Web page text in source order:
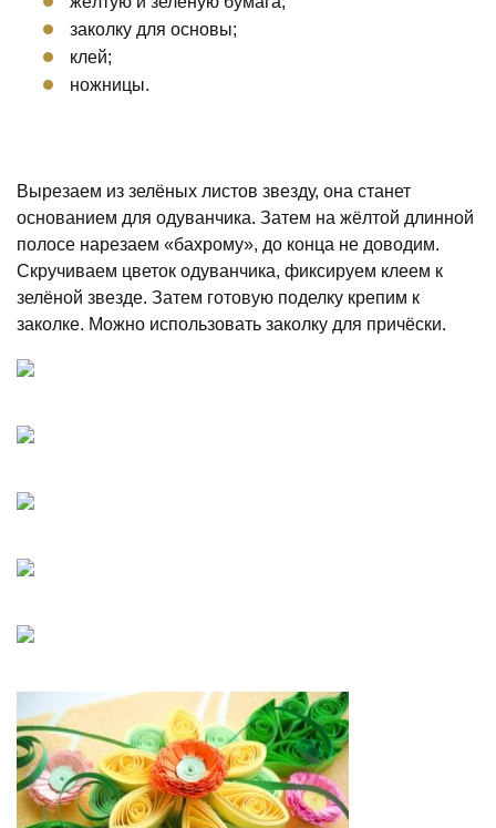
заколку для основы;
клей;
ножницы.
Вырезаем из зелёных листов звезду, она станет
основанием для одуванчика. Затем на жёлтой длинной
полосе нарезаем «бахрому», до конца не доводим.
Скручиваем цветок одуванчика, фиксируем клеем к
зелёной звезде. Затем готовую поделку крепим к
заколке. Можно использовать заколку для причёски.